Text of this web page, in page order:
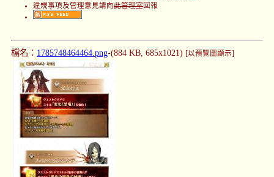
違規事項及管理意見請向此管理室 回報
檔名： 1785748464464.png-(884 KB, 685x1021) [以預覽圖顯示]